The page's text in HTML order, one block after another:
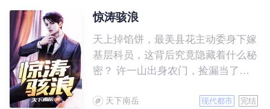
惊涛骇浪
天上掉馅饼，最美县花主动委身下嫁
基层科员，这背后究竟隐藏着什么秘
密？ 许一山出身农门，捡漏当了公
欺凌。他从不放弃，永不言败，从一
天下南岳 现代都市 完结